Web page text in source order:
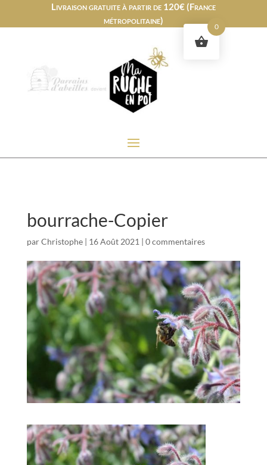
Livraison gratuite à partir de 120€ (France
métropolitaine)
bourrache-Copier
parChristophe| 16 Août 2021| 0 commentaires
0